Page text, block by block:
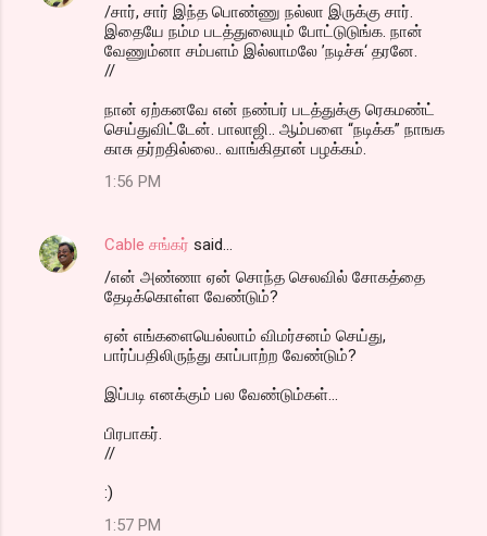
/சார், சார் இந்த பொண்ணு நல்லா இருக்கு சார்.
இதையே நம்ம படத்துலையும் போட்டுடுங்க. நான்
வேணும்னா சம்பளம் இல்லாமலே ’நடிச்சு‘ தரனே.
//
நான் ஏற்கனவே என் நண்பர் படத்துக்கு ரெகமண்ட்
செய்துவிட்டேன். பாலாஜி.. ஆம்பளை “நடிக்க” நாஙக
காசு தர்றதில்லை.. வாங்கிதான் பழக்கம்.
1:56 PM
Cable சங்கர் said…
/என் அண்ணா ஏன் சொந்த செலவில் சோகத்தை
தேடிக்கொள்ள வேண்டும்?
ஏன் எங்களையெல்லாம் விமர்சனம் செய்து,
பார்ப்பதிலிருந்து காப்பாற்ற வேண்டும்?
இப்படி எனக்கும் பல வேண்டும்கள்...
பிரபாகர்.
//
:)
1:57 PM